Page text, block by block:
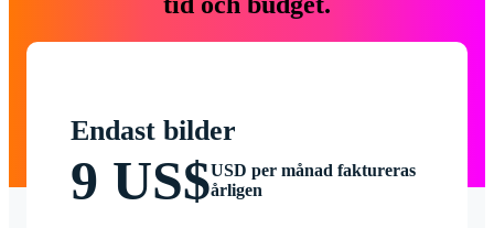
Endast bilder
9 US$USD per månad faktureras
årligen